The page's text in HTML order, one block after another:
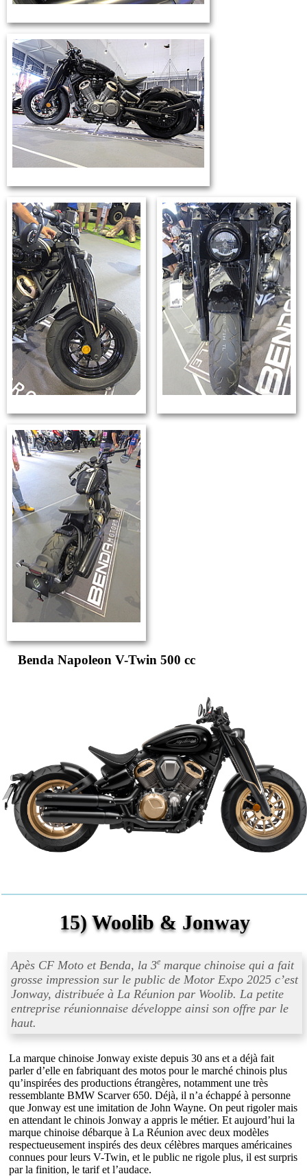
Benda Napoleon V-Twin 500 cc
15) Woolib & Jonway
Apès CF Moto et Benda, la 3emarque chinoise qui a fait
grosse impression sur le public de Motor Expo 2025 c’est
Jonway, distribuée à La Réunion par Woolib. La petite
entreprise réunionnaise développe ainsi son offre par le
haut.
La marque chinoise Jonway existe depuis 30 ans et a déjà fait
parler d’elle en fabriquant des motos pour le marché chinois plus
qu’inspirées des productions étrangères, notamment une très
ressemblante BMW Scarver 650. Déjà, il n’a échappé à personne
que Jonway est une imitation de John Wayne. On peut rigoler mais
en attendant le chinois Jonway a appris le métier. Et aujourd’hui la
marque chinoise débarque à La Réunion avec deux modèles
respectueusement inspirés des deux célèbres marques américaines
connues pour leurs V-Twin, et le public ne rigole plus, il est surpris
par la finition, le tarif et l’audace.